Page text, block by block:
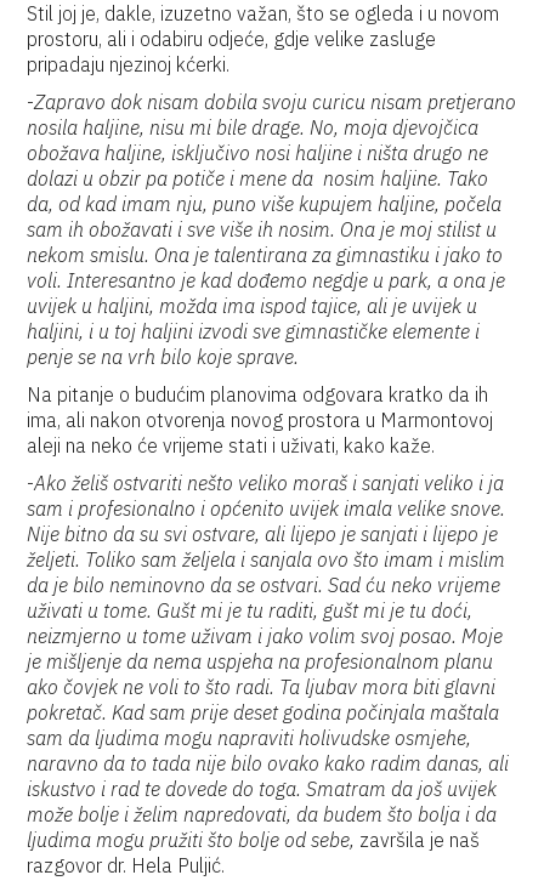
Stil joj je, dakle, izuzetno važan, što se ogleda i u novom
prostoru, ali i odabiru odjeće, gdje velike zasluge
pripadaju njezinoj kćerki.
-Zapravo dok nisam dobila svoju curicu nisam pretjerano
nosila haljine, nisu mi bile drage. No, moja djevojčica
obožava haljine, isključivo nosi haljine i ništa drugo ne
dolazi u obzir pa potiče i mene da nosim haljine. Tako
da, od kad imam nju, puno više kupujem haljine, počela
sam ih obožavati i sve više ih nosim. Ona je moj stilist u
nekom smislu. Ona je talentirana za gimnastiku i jako to
voli. Interesantno je kad dođemo negdje u park, a ona je
uvijek u haljini, možda ima ispod tajice, ali je uvijek u
haljini, i u toj haljini izvodi sve gimnastičke elemente i
penje se na vrh bilo koje sprave.
Na pitanje o budućim planovima odgovara kratko da ih
ima, ali nakon otvorenja novog prostora u Marmontovoj
aleji na neko će vrijeme stati i uživati, kako kaže.
-Ako želiš ostvariti nešto veliko moraš i sanjati veliko i ja
sam i profesionalno i općenito uvijek imala velike snove.
Nije bitno da su svi ostvare, ali lijepo je sanjati i lijepo je
željeti. Toliko sam željela i sanjala ovo što imam i mislim
da je bilo neminovno da se ostvari. Sad ću neko vrijeme
uživati u tome. Gušt mi je tu raditi, gušt mi je tu doći,
neizmjerno u tome uživam i jako volim svoj posao. Moje
je mišljenje da nema uspjeha na profesionalnom planu
ako čovjek ne voli to što radi. Ta ljubav mora biti glavni
pokretač. Kad sam prije deset godina počinjala maštala
sam da ljudima mogu napraviti holivudske osmjehe,
naravno da to tada nije bilo ovako kako radim danas, ali
iskustvo i rad te dovede do toga. Smatram da još uvijek
može bolje i želim napredovati, da budem što bolja i da
ljudima mogu pružiti što bolje od sebe, završila je naš
razgovor dr. Hela Puljić.